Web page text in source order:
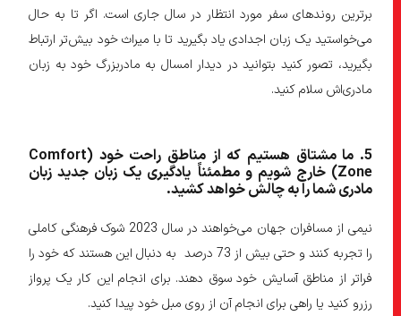
برترین روندهای سفر مورد انتظار در سال جاری است. اگر تا به حال
می‌خواستید یک زبان اجدادی یاد بگیرید تا با میراث خود بیش‌تر ارتباط
بگیرید، تصور کنید بتوانید در دیدار امسال به مادربزرگ خود به زبان
مادری‌اش سلام کنید.
. ما مشتاق هستیم که از مناطق راحت خود ( Comfort
Zone) خارج شویم و مطمئناً یادگیری یک زبان جدید زبان
مادری شما را به چالش خواهد کشید.
نیمی از مسافران جهان می‌خواهند در سال 2023 شوک فرهنگی کاملی
را تجربه کنند و حتی بیش از 73 درصد به دنبال این هستند که خود را
فراتر از مناطق آسایش خود سوق دهند. برای انجام این کار یک پرواز
رزرو کنید یا راهی برای انجام آن از روی مبل خود پیدا کنید.